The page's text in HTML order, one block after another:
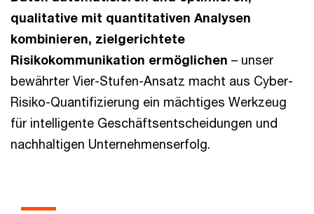
qualitative mit quantitativen Analysen
kombinieren, zielgerichtete
Risikokommunikation ermöglichen – unser
bewährter Vier-Stufen-Ansatz macht aus Cyber-
Risiko-Quantifizierung ein mächtiges Werkzeug
für intelligente Geschäftsentscheidungen und
nachhaltigen Unternehmenserfolg.